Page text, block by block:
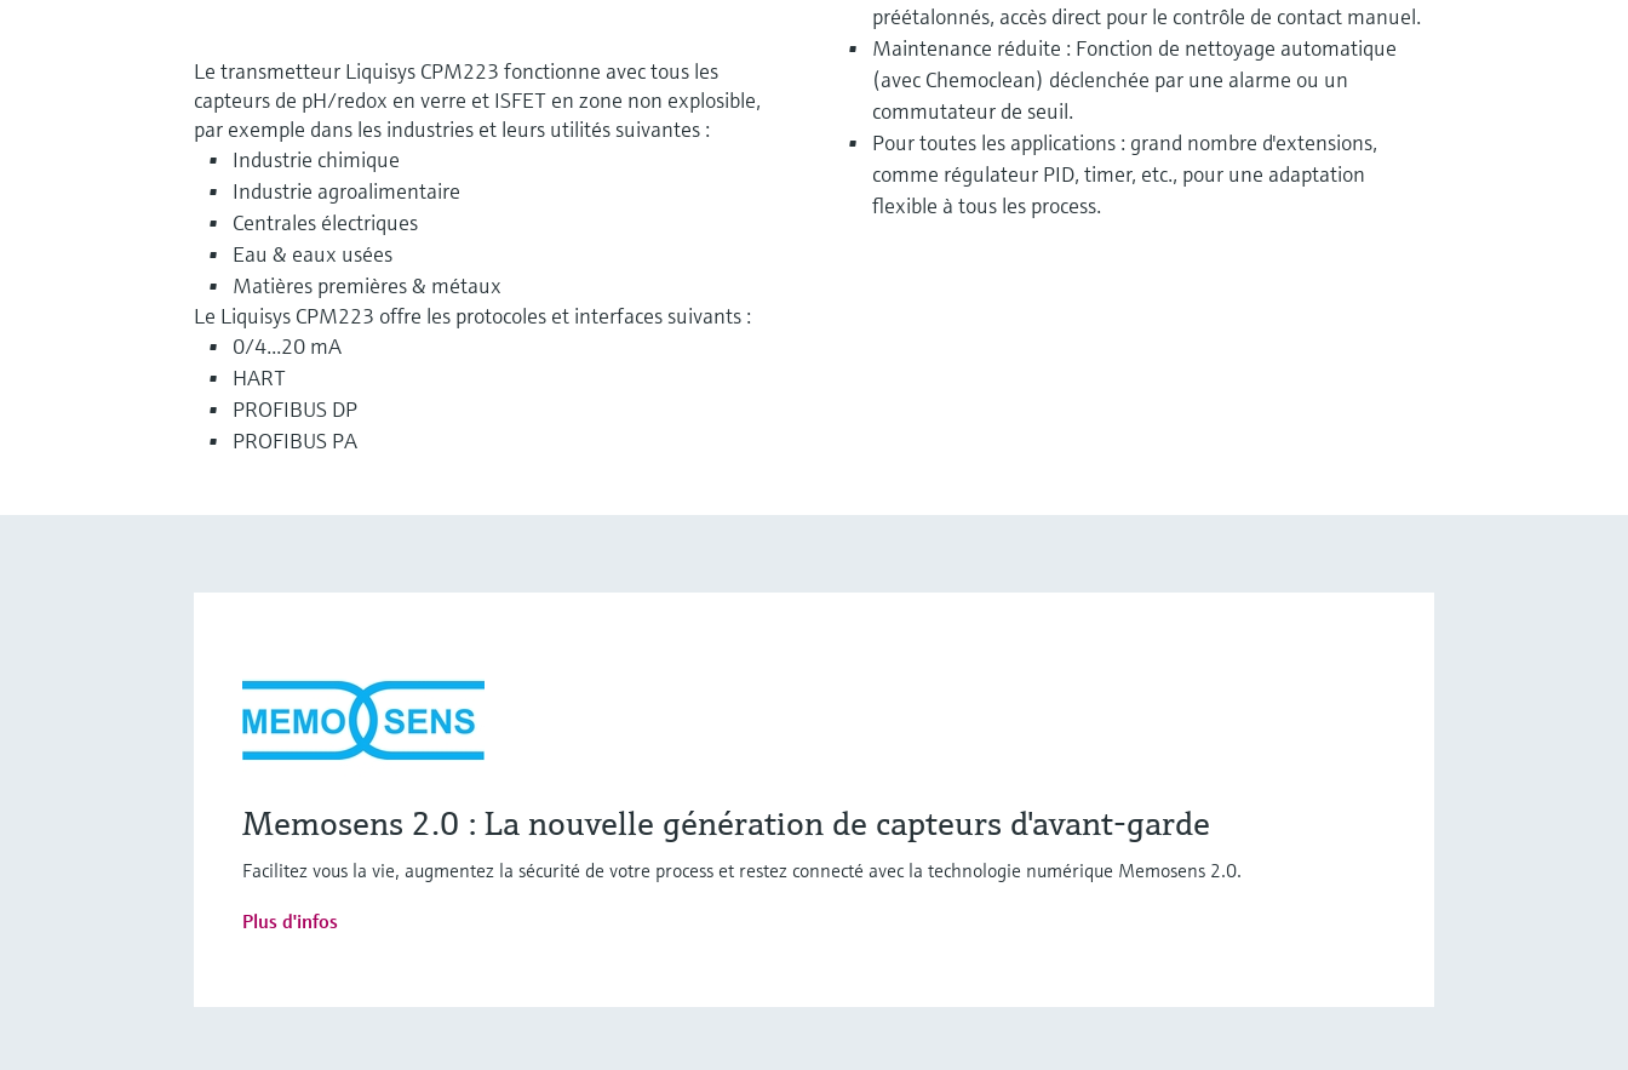
Le transmetteur Liquisys CPM223 fonctionne avec tous les
capteurs de pH/redox en verre et ISFET en zone non explosible,
par exemple dans les industries et leurs utilités suivantes :
Industrie chimique
Industrie agroalimentaire
Centrales électriques
Eau & eaux usées
Matières premières & métaux
Le Liquisys CPM223 offre les protocoles et interfaces suivants :
0/4...20 mA
HART
PROFIBUS DP
PROFIBUS PA
préétalonnés, accès direct pour le contrôle de contact manuel.
Maintenance réduite : Fonction de nettoyage automatique
(avec Chemoclean) déclenchée par une alarme ou un
commutateur de seuil.
Pour toutes les applications : grand nombre d'extensions,
comme régulateur PID, timer, etc., pour une adaptation
flexible à tous les process.
Memosens 2.0 : La nouvelle génération de capteurs d'avant-garde
Facilitez vous la vie, augmentez la sécurité de votre process et restez connecté avec la technologie numérique Memosens 2.0.
Plus d'infos